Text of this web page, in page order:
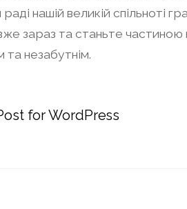
нашій великій спільноті
зараз та станьте частиною
та незабутнім.
for WordPress